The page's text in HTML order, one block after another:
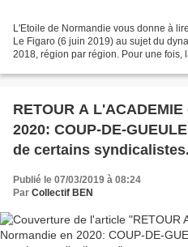
L'Etoile de Normandie vous donne à
Le Figaro (6 juin 2019) au sujet du
2018, région par région. Pour une fois,
RETOUR A
2020: COUP-DE-
de certains
Publié le 07/03/2019 à 08:24
Par Collectif BEN